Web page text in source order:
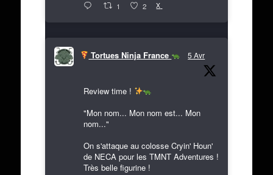
1 2 X
Tortues Ninja France 5 Avr
Review time !
"Mon nom... Mon nom est... Mon
nom..."
On s'attaque au colosse Cryin' Houn'
de NECA pour les TMNT Adventures !
Très belle figurine !